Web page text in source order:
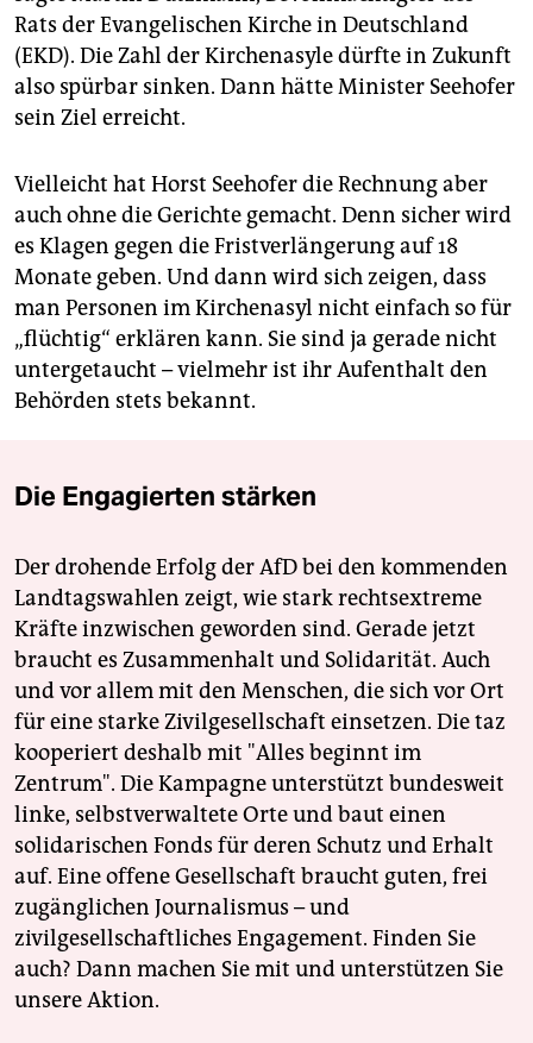
Rats der Evangelischen Kirche in Deutschland
(EKD). Die Zahl der Kirchenasyle dürfte in Zukunft
also spürbar sinken. Dann hätte Minister Seehofer
sein Ziel erreicht.
Vielleicht hat Horst Seehofer die Rechnung aber
auch ohne die Gerichte gemacht. Denn sicher wird
es Klagen gegen die Fristverlängerung auf 18
Monate geben. Und dann wird sich zeigen, dass
man Personen im Kirchenasyl nicht einfach so für
„flüchtig“ erklären kann. Sie sind ja gerade nicht
untergetaucht – vielmehr ist ihr Aufenthalt den
Behörden stets bekannt.
Die Engagierten stärken
Der drohende Erfolg der AfD bei den kommenden
Landtagswahlen zeigt, wie stark rechtsextreme
Kräfte inzwischen geworden sind. Gerade jetzt
braucht es Zusammenhalt und Solidarität. Auch
und vor allem mit den Menschen, die sich vor Ort
für eine starke Zivilgesellschaft einsetzen. Die taz
kooperiert deshalb mit "Alles beginnt im
Zentrum". Die Kampagne unterstützt bundesweit
linke, selbstverwaltete Orte und baut einen
solidarischen Fonds für deren Schutz und Erhalt
auf. Eine offene Gesellschaft braucht guten, frei
zugänglichen Journalismus – und
zivilgesellschaftliches Engagement. Finden Sie
auch? Dann machen Sie mit und unterstützen Sie
unsere Aktion.